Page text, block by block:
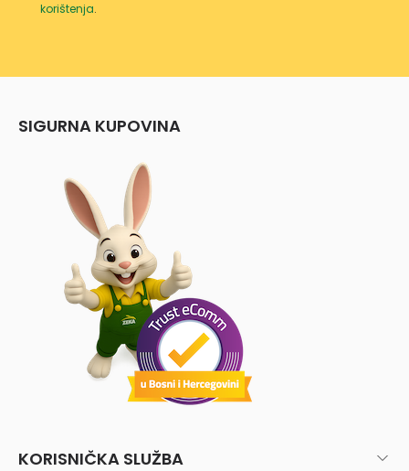
korištenja.
SIGURNA KUPOVINA
KORISNIČKA SLUŽBA